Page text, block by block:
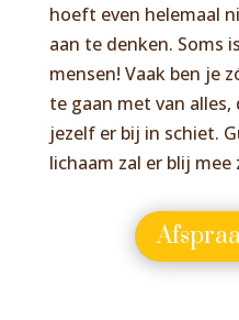
hoeft even helemaal
aan te denken. Soms
mensen! Vaak ben je
te gaan met van
jezelf er bij in schiet.
lichaam zal er blij mee